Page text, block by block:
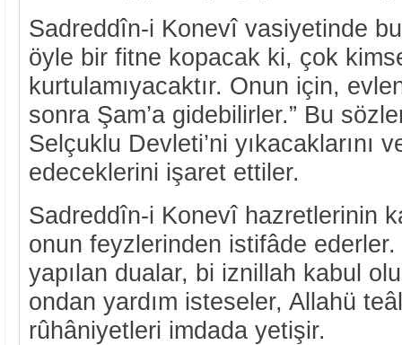
Sadreddîn-i Konevî vasiyetinde
öyle bir fitne kopacak ki, çok
kurtulamıyacaktır. Onun için,
sonra Şam’a gidebilirler.” Bu
Selçuklu Devleti’ni yıkacaklarını
edeceklerini işaret ettiler.
Sadreddîn-i Konevî hazretlerinin
onun feyzlerinden istifâde
yapılan dualar, bi iznillah kabul
ondan yardım isteseler, Allahü
rûhâniyetleri imdada yetişir.